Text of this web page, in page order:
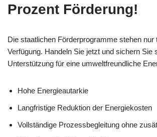
Prozent Förderung!
Die staatlichen Förderprogramme stehen nur
Verfügung. Handeln Sie jetzt und sichern Sie
Unterstützung für eine umweltfreundliche
Hohe Energieautarkie
Langfristige Reduktion der Energiekosten
Vollständige Prozessbegleitung ohne